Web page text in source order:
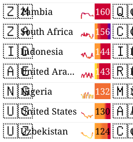
🇿🇲 160
Zambia
🇿🇦 156
South Africa
🇮🇩 144
Indonesia
🇦🇪 143
United Arab Emirates
🇳🇬 132
Nigeria
🇺🇸 130
United States
🇺🇿 124
Uzbekistan